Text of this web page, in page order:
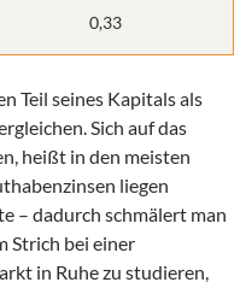
0,33
Teil seines Kapitals als
Sich auf das
heißt in den meisten
liegen
– dadurch schmälert man
Strich bei einer
in Ruhe zu studieren,